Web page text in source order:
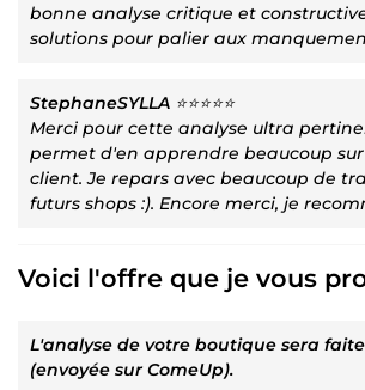
bonne analyse critique et
solutions pour palier aux
StephaneSYLLA ⭐⭐⭐⭐⭐
Merci pour cette analyse ultra
permet d'en apprendre beaucoup
client. Je repars avec beaucoup de
futurs shops :). Encore merci, je
Voici l'offre que je vous
L'analyse de votre boutique sera
(envoyée sur ComeUp).